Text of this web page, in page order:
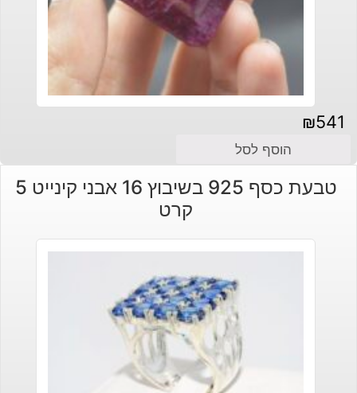
₪541
הוסף לסל
טבעת כסף 925 בשיבוץ 16 אבני קינייט 5
קרט